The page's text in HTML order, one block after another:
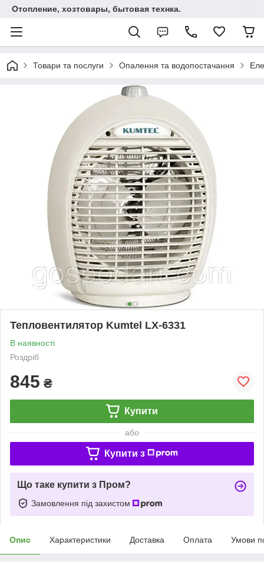
Отопление, хозтовары, бытовая технка.
Товари та послуги Опалення та водопостачання
Тепловентилятор Kumtel LX-6331
В наявності
Роздріб
845 ₴
Купити
або
Купити з
Що таке купити з Пром?
Замовлення під захистом
Опис Характеристики Доставка Оплата Умови